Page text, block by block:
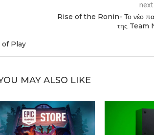
of Play
Rise of the Ronin- Το νέο
της Team
MAY ALSO LIKE